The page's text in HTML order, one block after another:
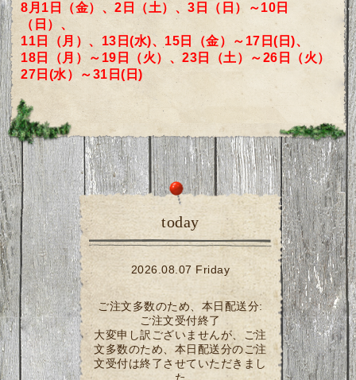
8月1日（金）、2日（土）、3日（日）～10日
（日）、
11日（月）、13日(水)、15日（金）～17日(日)、
18日（月）～19日（火）、23日（土）～26日（火）
27日(水）
～31日(日)
today
2026.08.07 Friday
ご注文多数のため、本日配送分:
ご注文受付終了
大変申し訳ございませんが、ご注
文多数のため、本日配送分のご注
文受付は終了させていただきまし